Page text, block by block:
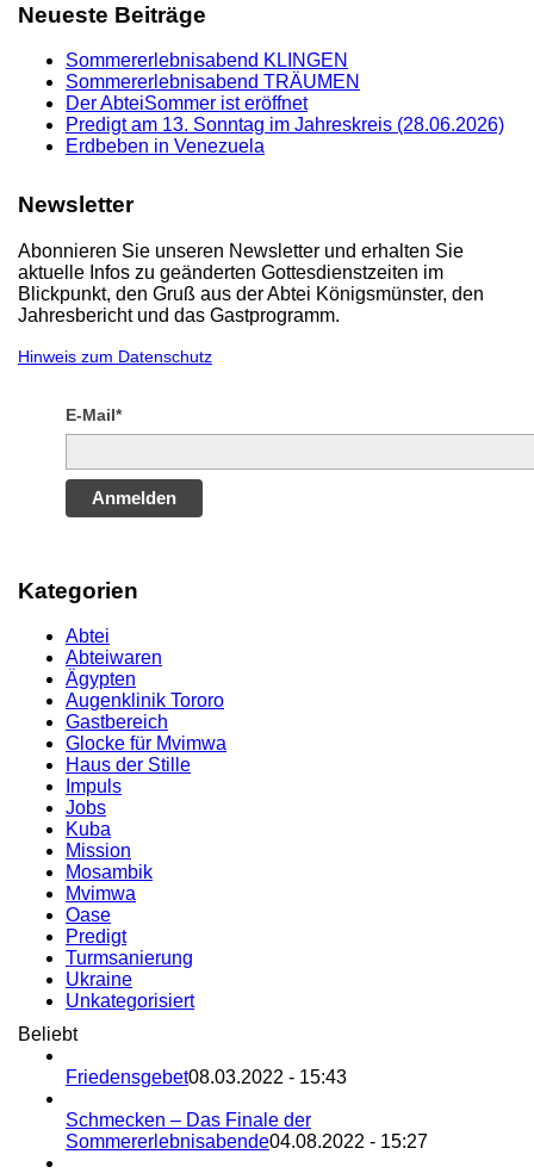
Neueste Beiträge
Sommererlebnisabend KLINGEN
Sommererlebnisabend TRÄUMEN
Der AbteiSommer ist eröffnet
Predigt am 13. Sonntag im Jahreskreis (28.06.2026)
Erdbeben in Venezuela
Newsletter
Abonnieren Sie unseren Newsletter und erhalten Sie
aktuelle Infos zu geänderten Gottesdienstzeiten im
Blickpunkt, den Gruß aus der Abtei Königsmünster, den
Jahresbericht und das Gastprogramm.
Hinweis zum Datenschutz
E-Mail*
Anmelden
Kategorien
Abtei
Abteiwaren
Ägypten
Augenklinik Tororo
Gastbereich
Glocke für Mvimwa
Haus der Stille
Impuls
Jobs
Kuba
Mission
Mosambik
Mvimwa
Oase
Predigt
Turmsanierung
Ukraine
Unkategorisiert
Beliebt
Friedensgebet08.03.2022 - 15:43
Schmecken – Das Finale der
Sommererlebnisabende04.08.2022 - 15:27